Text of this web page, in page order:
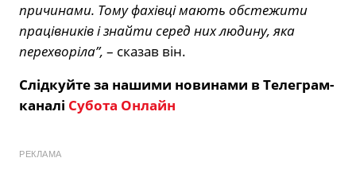
причинами. Тому фахівці мають обстежити
працівників і знайти серед них людину, яка
перехворіла”, – сказав він.
Слідкуйте за нашими новинами в Телеграм-
каналі Субота Онлайн
РЕКЛАМА